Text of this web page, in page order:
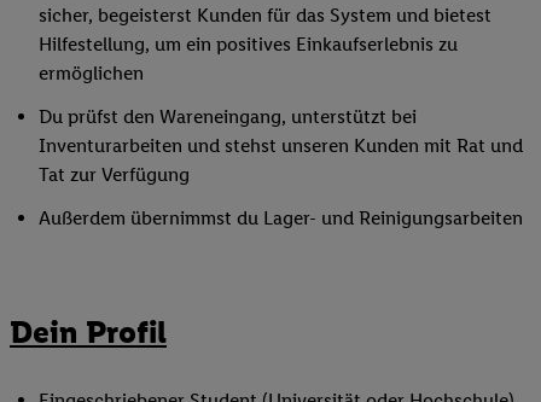
sicher, begeisterst Kunden für das System und bietest
Hilfestellung, um ein positives Einkaufserlebnis zu
ermöglichen
Du prüfst den Wareneingang, unterstützt bei
Inventurarbeiten und stehst unseren Kunden mit Rat und
Tat zur Verfügung
Außerdem übernimmst du Lager- und Reinigungsarbeiten
Dein Profil